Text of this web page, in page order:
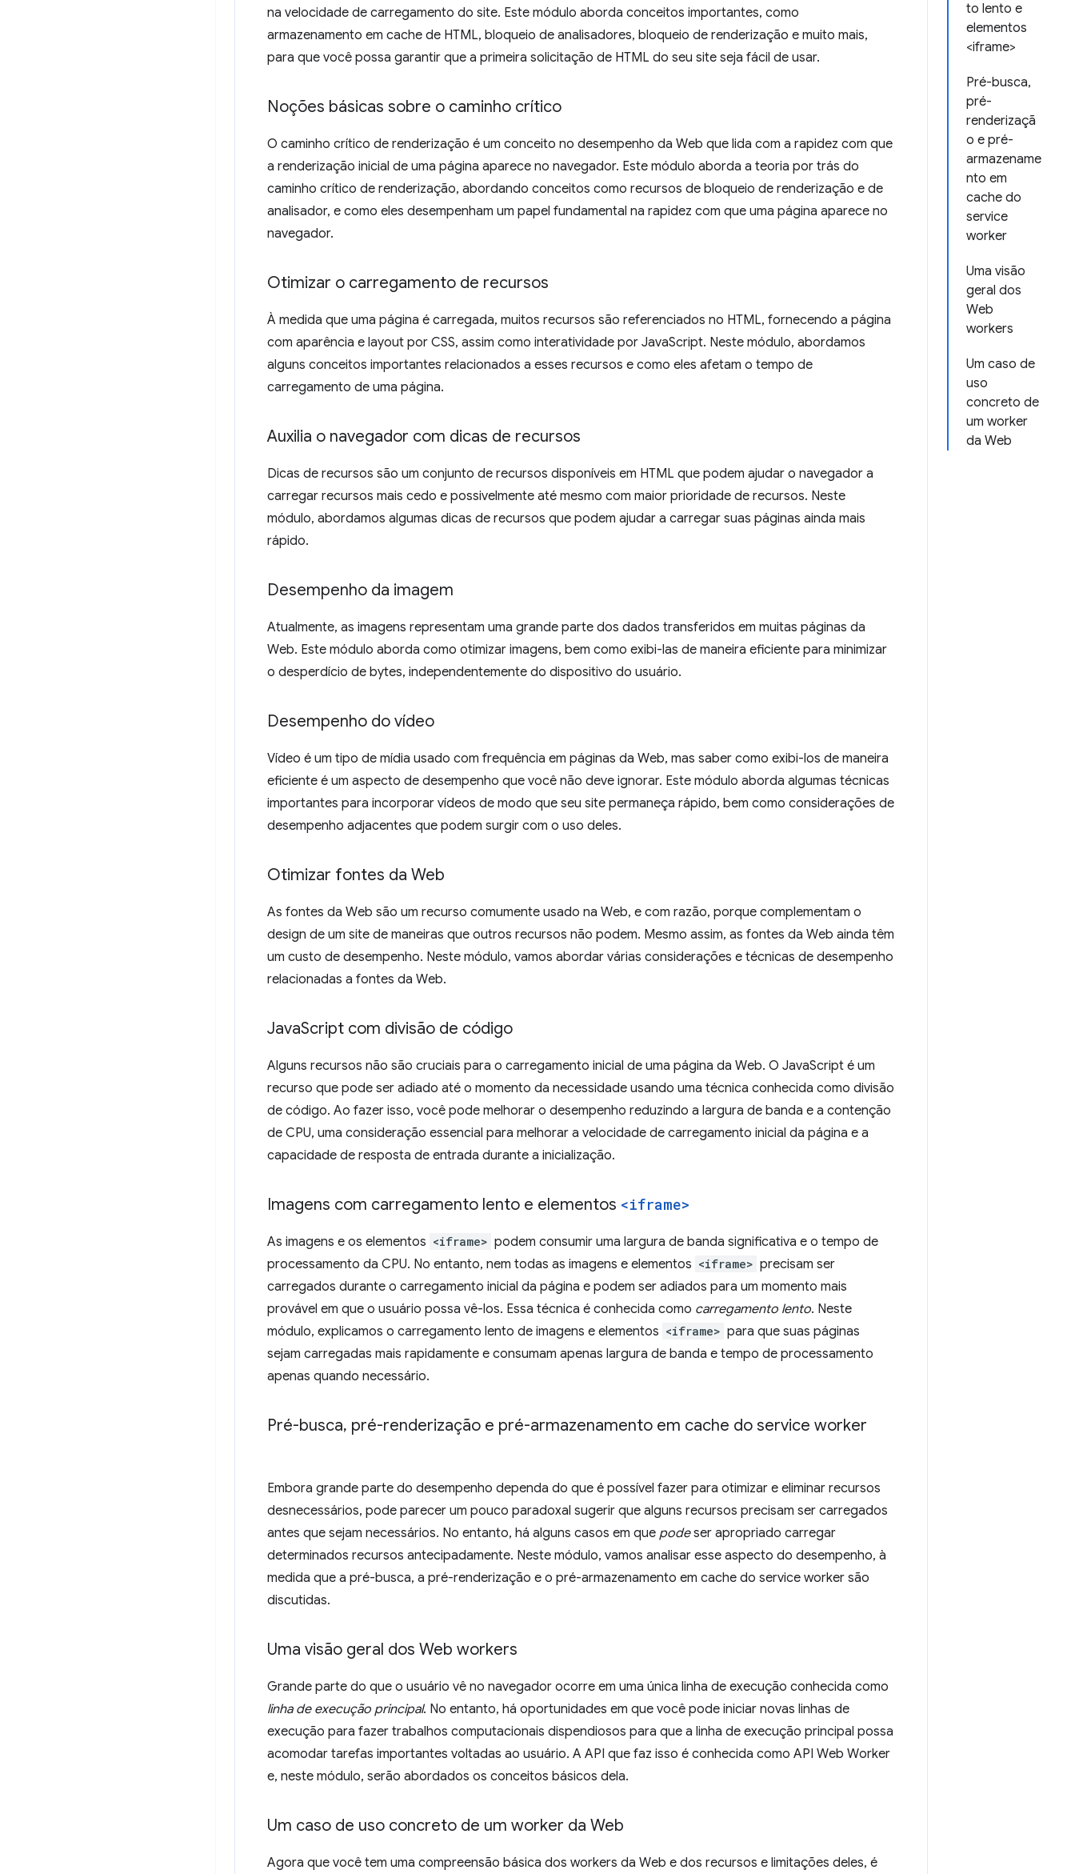
to lento e
elementos
<iframe>
Pré-busca,
pré-
renderizaçã
o e pré-
armazename
nto em
cache do
service
worker
Uma visão
geral dos
Web
workers
Um caso de
uso
concreto de
um worker
da Web
na velocidade de carregamento do site. Este módulo aborda conceitos importantes, como
armazenamento em cache de HTML, bloqueio de analisadores, bloqueio de renderização e muito mais,
para que você possa garantir que a primeira solicitação de HTML do seu site seja fácil de usar.
Noções básicas sobre o caminho crítico
O caminho crítico de renderização é um conceito no desempenho da Web que lida com a rapidez com que
a renderização inicial de uma página aparece no navegador. Este módulo aborda a teoria por trás do
caminho crítico de renderização, abordando conceitos como recursos de bloqueio de renderização e de
analisador, e como eles desempenham um papel fundamental na rapidez com que uma página aparece no
navegador.
Otimizar o carregamento de recursos
À medida que uma página é carregada, muitos recursos são referenciados no HTML, fornecendo a página
com aparência e layout por CSS, assim como interatividade por JavaScript. Neste módulo, abordamos
alguns conceitos importantes relacionados a esses recursos e como eles afetam o tempo de
carregamento de uma página.
Auxilia o navegador com dicas de recursos
Dicas de recursos são um conjunto de recursos disponíveis em HTML que podem ajudar o navegador a
carregar recursos mais cedo e possivelmente até mesmo com maior prioridade de recursos. Neste
módulo, abordamos algumas dicas de recursos que podem ajudar a carregar suas páginas ainda mais
rápido.
Desempenho da imagem
Atualmente, as imagens representam uma grande parte dos dados transferidos em muitas páginas da
Web. Este módulo aborda como otimizar imagens, bem como exibi-las de maneira eficiente para minimizar
o desperdício de bytes, independentemente do dispositivo do usuário.
Desempenho do vídeo
Vídeo é um tipo de mídia usado com frequência em páginas da Web, mas saber como exibi-los de maneira
eficiente é um aspecto de desempenho que você não deve ignorar. Este módulo aborda algumas técnicas
importantes para incorporar vídeos de modo que seu site permaneça rápido, bem como considerações de
desempenho adjacentes que podem surgir com o uso deles.
Otimizar fontes da Web
As fontes da Web são um recurso comumente usado na Web, e com razão, porque complementam o
design de um site de maneiras que outros recursos não podem. Mesmo assim, as fontes da Web ainda têm
um custo de desempenho. Neste módulo, vamos abordar várias considerações e técnicas de desempenho
relacionadas a fontes da Web.
JavaScript com divisão de código
Alguns recursos não são cruciais para o carregamento inicial de uma página da Web. O JavaScript é um
recurso que pode ser adiado até o momento da necessidade usando uma técnica conhecida como divisão
de código. Ao fazer isso, você pode melhorar o desempenho reduzindo a largura de banda e a contenção
de CPU, uma consideração essencial para melhorar a velocidade de carregamento inicial da página e a
capacidade de resposta de entrada durante a inicialização.
Imagens com carregamento lento e elementos <iframe>
As imagens e os elementos <iframe> podem consumir uma largura de banda significativa e o tempo de
processamento da CPU. No entanto, nem todas as imagens e elementos <iframe> precisam ser
carregados durante o carregamento inicial da página e podem ser adiados para um momento mais
provável em que o usuário possa vê-los. Essa técnica é conhecida como carregamento lento. Neste
módulo, explicamos o carregamento lento de imagens e elementos <iframe> para que suas páginas
sejam carregadas mais rapidamente e consumam apenas largura de banda e tempo de processamento
apenas quando necessário.
Pré-busca, pré-renderização e pré-armazenamento em cache do service worker
Embora grande parte do desempenho dependa do que é possível fazer para otimizar e eliminar recursos
desnecessários, pode parecer um pouco paradoxal sugerir que alguns recursos precisam ser carregados
antes que sejam necessários. No entanto, há alguns casos em que podeser apropriado carregar
determinados recursos antecipadamente. Neste módulo, vamos analisar esse aspecto do desempenho, à
medida que a pré-busca, a pré-renderização e o pré-armazenamento em cache do service worker são
discutidas.
Uma visão geral dos Web workers
Grande parte do que o usuário vê no navegador ocorre em uma única linha de execução conhecida como
linha de execução principal. No entanto, há oportunidades em que você pode iniciar novas linhas de
execução para fazer trabalhos computacionais dispendiosos para que a linha de execução principal possa
acomodar tarefas importantes voltadas ao usuário. A API que faz isso é conhecida como API Web Worker
e, neste módulo, serão abordados os conceitos básicos dela.
Um caso de uso concreto de um worker da Web
Agora que você tem uma compreensão básica dos workers da Web e dos recursos e limitações deles, é